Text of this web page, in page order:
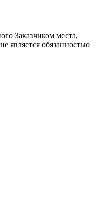
Заказчиком места,
является обязанностью